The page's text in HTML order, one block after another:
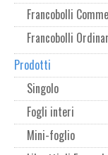
Francobolli
Francobolli
Prodotti
Singolo
Fogli interi
Mini-foglio